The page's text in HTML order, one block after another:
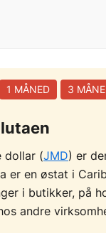
1 MÅNED 3
dollar (JMD) er
er en østat i
i butikker, på
andre